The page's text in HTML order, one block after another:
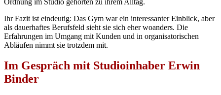
Ihr Fazit ist eindeutig: Das Gym war ein interessanter Einblick, aber
als dauerhaftes Berufsfeld sieht sie sich eher woanders. Die
Erfahrungen im Umgang mit Kunden und in organisatorischen
Abläufen nimmt sie trotzdem mit.
Im Gespräch mit Studioinhaber Erwin
Binder